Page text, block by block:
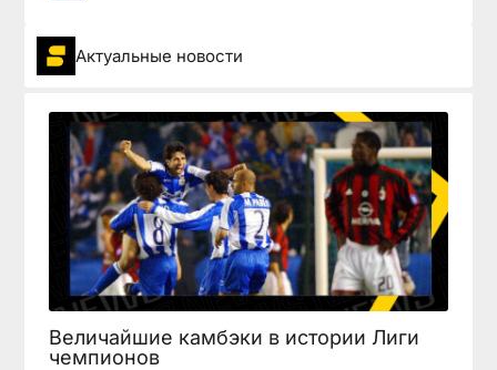
Актуальные новости
Величайшие камбэки в истории Лиги
чемпионов